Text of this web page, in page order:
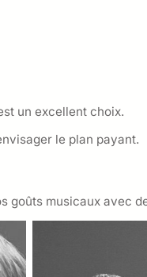
un excellent choix.
le plan payant.
goûts musicaux avec